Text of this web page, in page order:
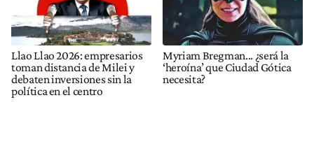
Llao Llao 2026: empresarios
toman distancia de Milei y
debaten inversiones sin la
política en el centro
Myriam Bregman... ¿será la
‘heroína’ que Ciudad Gótica
necesita?